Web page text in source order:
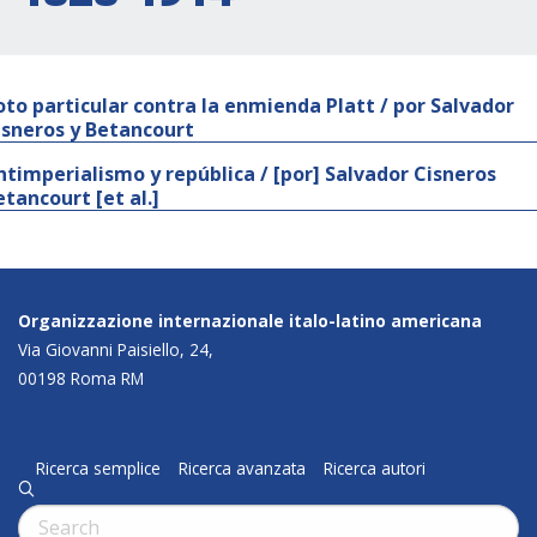
particular contra la enmienda Platt / por Salvador
y Betancourt
y república / [por] Salvador Cisneros
[et al.]
Organizzazione internazionale italo-latino americana
Via Giovanni Paisiello, 24,
00198 Roma RM
Ricerca semplice Ricerca avanzata Ricerca autori
q
Cerca: